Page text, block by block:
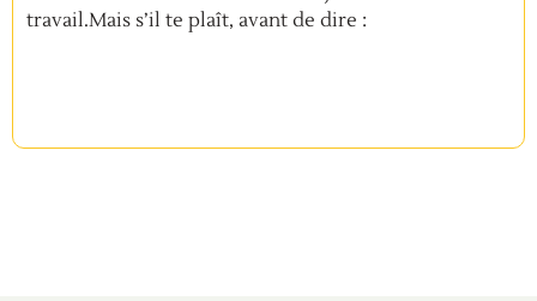
travail.Mais s’il te plaît, avant de dire :